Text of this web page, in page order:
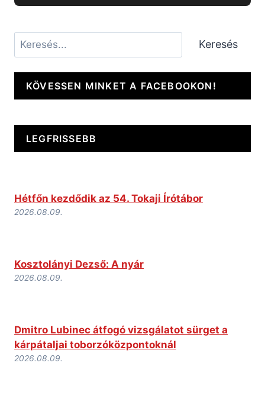
Keresés Keresés
KÖVESSEN MINKET A FACEBOOKON!
LEGFRISSEBB
Hétfőn kezdődik az 54. Tokaji Írótábor
2026.08.09.
Kosztolányi Dezső: A nyár
2026.08.09.
Dmitro Lubinec átfogó vizsgálatot sürget a
kárpátaljai toborzóközpontoknál
2026.08.09.